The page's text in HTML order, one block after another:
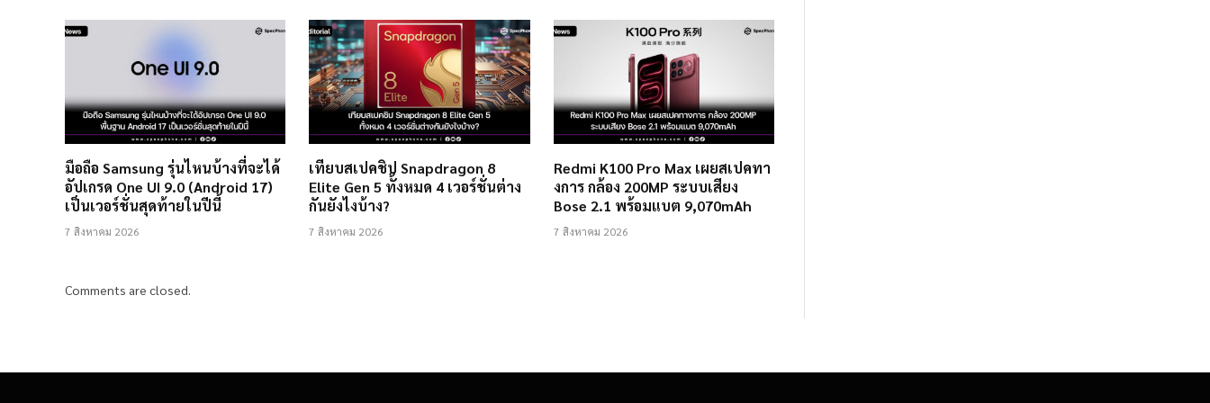
มือถือ Samsung รุ่นไหนบ้างที่จะได้
อัปเกรด One UI 9.0 (Android 17)
เป็นเวอร์ชั่นสุดท้ายในปีนี้
7 สิงหาคม 2026
เทียบสเปคชิป Snapdragon 8
Elite Gen 5 ทั้งหมด 4 เวอร์ชั่นต่าง
กันยังไงบ้าง?
7 สิงหาคม 2026
Redmi K100 Pro Max เผยสเปคทา
งการ กล้อง 200MP ระบบเสียง
Bose 2.1 พร้อมแบต 9,070mAh
7 สิงหาคม 2026
Comments are closed.